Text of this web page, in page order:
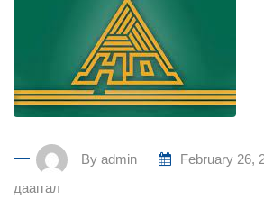
By admin February 26,
дааггал